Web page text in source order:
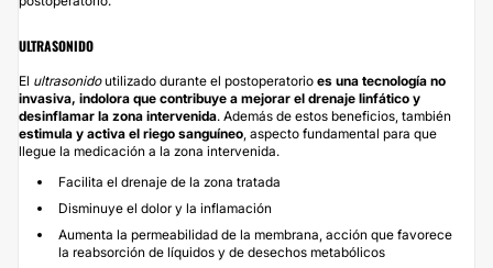
ULTRASONIDO
El ultrasonidoutilizado durante el postoperatorio es una tecnología no
invasiva, indolora que contribuye a mejorar el drenaje linfático y
desinflamar la zona intervenida. Además de estos beneficios, también
estimula y activa el riego sanguíneo, aspecto fundamental para que
llegue la medicación a la zona intervenida.
Facilita el drenaje de la zona tratada
Disminuye el dolor y la inflamación
Aumenta la permeabilidad de la membrana, acción que favorece
la reabsorción de líquidos y de desechos metabólicos